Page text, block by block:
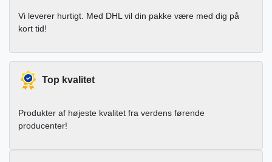
Vi leverer hurtigt. Med DHL vil din pakke være med dig på
kort tid!
Top kvalitet
Produkter af højeste kvalitet fra verdens førende
producenter!